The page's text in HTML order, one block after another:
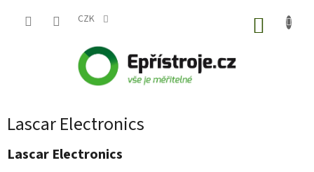
CZK
Lascar Electronics
Lascar Electronics